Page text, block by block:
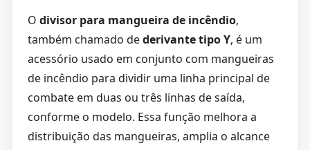
O divisor para mangueira de incêndio,
também chamado dederivante tipo Y, é um
acessório usado em conjunto com mangueiras
de incêndio para dividir uma linha principal de
combate em duas ou três linhas de saída,
conforme o modelo. Essa função melhora a
distribuição das mangueiras, amplia o alcance